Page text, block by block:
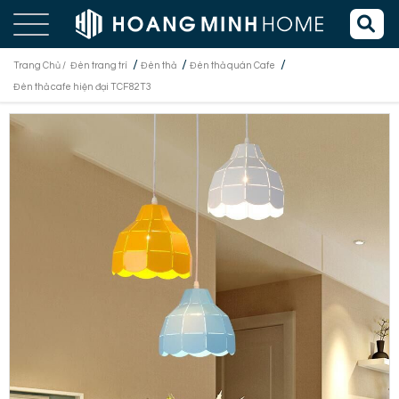
Trang Chủ / Đèn trang trí / Đèn thả / Đèn thả quán Cafe /
Đèn thả cafe hiện đại TCF82T3